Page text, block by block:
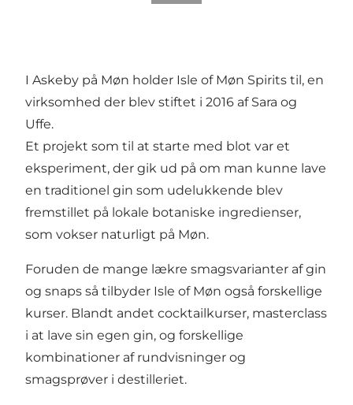
I Askeby på Møn holder Isle of Møn Spirits til, en
virksomhed der blev stiftet i 2016 af Sara og
Uffe.
Et projekt som til at starte med blot var et
eksperiment, der gik ud på om man kunne lave
en traditionel gin som udelukkende blev
fremstillet på lokale botaniske ingredienser,
som vokser naturligt på Møn.
Foruden de mange lækre smagsvarianter af gin
og snaps så tilbyder Isle of Møn også forskellige
kurser. Blandt andet cocktailkurser, masterclass
i at lave sin egen gin, og forskellige
kombinationer af rundvisninger og
smagsprøver i destilleriet.